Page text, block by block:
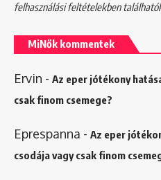
felhasználási feltételekben
MiNők kommentek
Ervin - Az eper jótékony
csak finom csemege?
Eprespanna - Az eper
csodája vagy csak finom